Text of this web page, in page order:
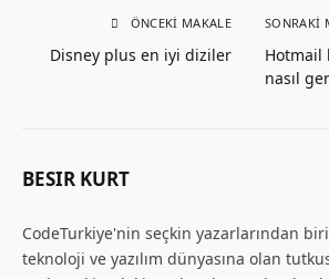
ÖNCEKI MAKALE
Disney plus en iyi diziler
SONRAKI
Hotmail
nasıl
BESIR KURT
CodeTurkiye'nin seçkin yazarlarından
teknoloji ve yazılım dünyasına olan